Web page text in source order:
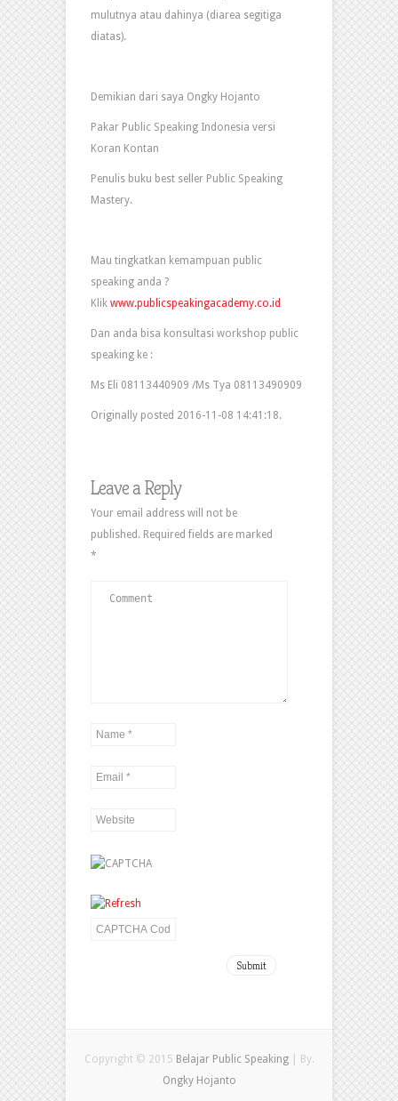
mulutnya atau dahinya (diarea segitiga
diatas).
Demikian dari saya Ongky Hojanto
Pakar Public Speaking Indonesia versi
Koran Kontan
Penulis buku best seller Public Speaking
Mastery.
Mau tingkatkan kemampuan public
speaking anda ?
Klik www.publicspeakingacademy.co.id
Dan anda bisa konsultasi workshop public
speaking ke :
Ms Eli 08113440909 /Ms Tya 08113490909
Originally posted 2016-11-08 14:41:18.
Leave a Reply
Your email address will not be
published. Required fields are marked
*
Copyright © 2015 Belajar Public Speaking| By.
Ongky Hojanto